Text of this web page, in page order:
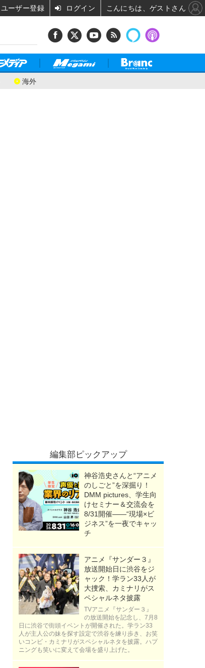
海外
編集部ピックアップ
神谷浩史さんと“アニメ
のしごと”を深掘り！
DMM pictures、学生向
けセミナー＆交流会を
8/31開催――“現場×ビ
ジネス”を一夜でキャッ
チ
アニメ『サンダー３』
放送開始日に渋谷をジ
ャック！学ラン33人が
大捜索、カミナリがス
ペシャルネタ披露
TVアニメ『サンダー３』
の放送開始を記念し、7月8
日に渋谷で街頭イベントが開催された。学ラン33
人が主人公の妹を探す設定で渋谷を練り歩き、お笑
いコンビ・カミナリがスペシャルネタを披露。ハプ
ニングも笑いに変えて会場を盛り上げた。
ユーザー登録 ログイン こんにちは、ゲストさん